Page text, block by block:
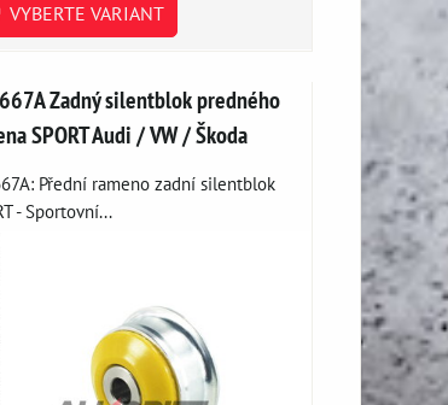
VYBERTE VARIANT
Zadný silentblok predného
SPORT Audi / VW / Škoda
Přední rameno zadní silentblok
- Sportovní...